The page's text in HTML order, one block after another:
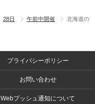
28日 午前中開催
北海道の
プライバシーポリシー
お問い合わせ
Webプッシュ通知について